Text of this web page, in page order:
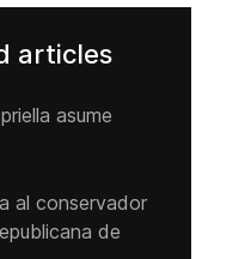
articles
asume
al conservador
de